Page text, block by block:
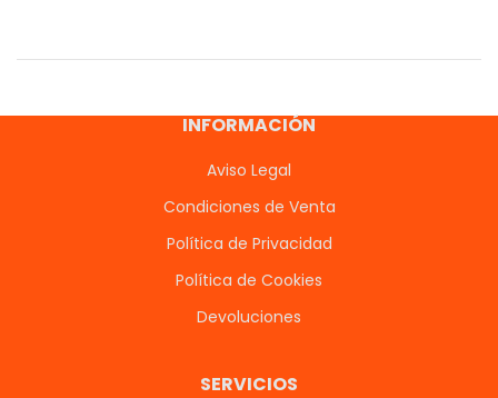
INFORMACIÓN
Aviso Legal
Condiciones de Venta
Política de Privacidad
Política de Cookies
Devoluciones
SERVICIOS